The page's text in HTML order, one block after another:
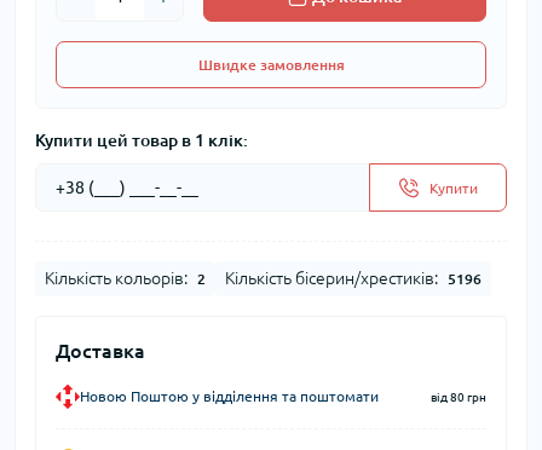
Швидке замовлення
Купити цей товар в 1 клік:
Купити
Кількість кольорів: 2 Кількість бісерин/хрестиків: 5196
Доставка
Новою Поштою у відділення та поштомати від 80 грн